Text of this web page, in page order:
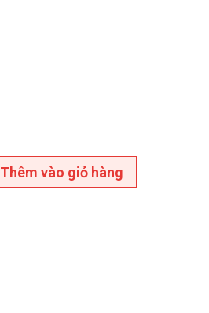
Thêm vào giỏ hàng